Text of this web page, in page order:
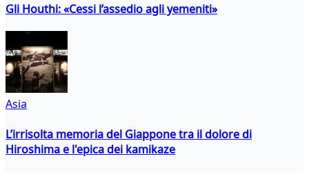
Gli Houthi: «Cessi l’assedio agli yemeniti»
Asia
L’irrisolta memoria del Giappone tra il dolore di
Hiroshima e l'epica dei kamikaze